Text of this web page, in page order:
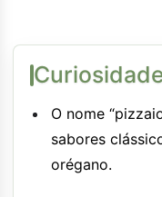
O nome
sabores
orégano.